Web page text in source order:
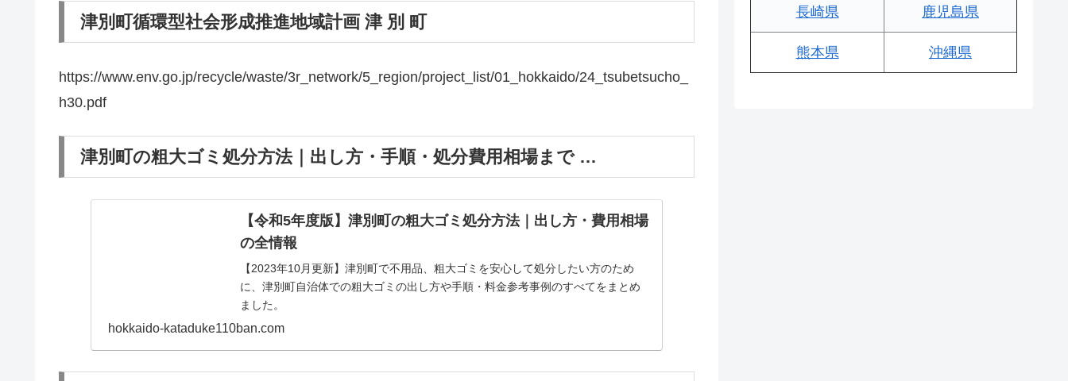
津別町循環型社会形成推進地域計画 津 別 町
https://www.env.go.jp/recycle/waste/3r_network/5_region/project_list/01_hokkaido/24_tsubetsucho_
h30.pdf
津別町の粗大ゴミ処分方法｜出し方・手順・処分費用相場まで …
【令和5年度版】津別町の粗大ゴミ処分方法｜出し方・費用相場
の全情報
【2023年10月更新】津別町で不用品、粗大ゴミを安心して処分したい方のため
に、津別町自治体での粗大ゴミの出し方や手順・料金参考事例のすべてをまとめ
ました。
hokkaido-kataduke110ban.com
長崎県 鹿児島県
熊本県 沖縄県